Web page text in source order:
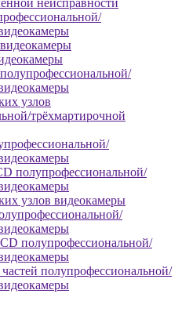
неисправности
узлов
трёхмартирочной
полупрофессиональной/
узлов видеокамеры
полупрофессиональной/
полупрофессиональной/